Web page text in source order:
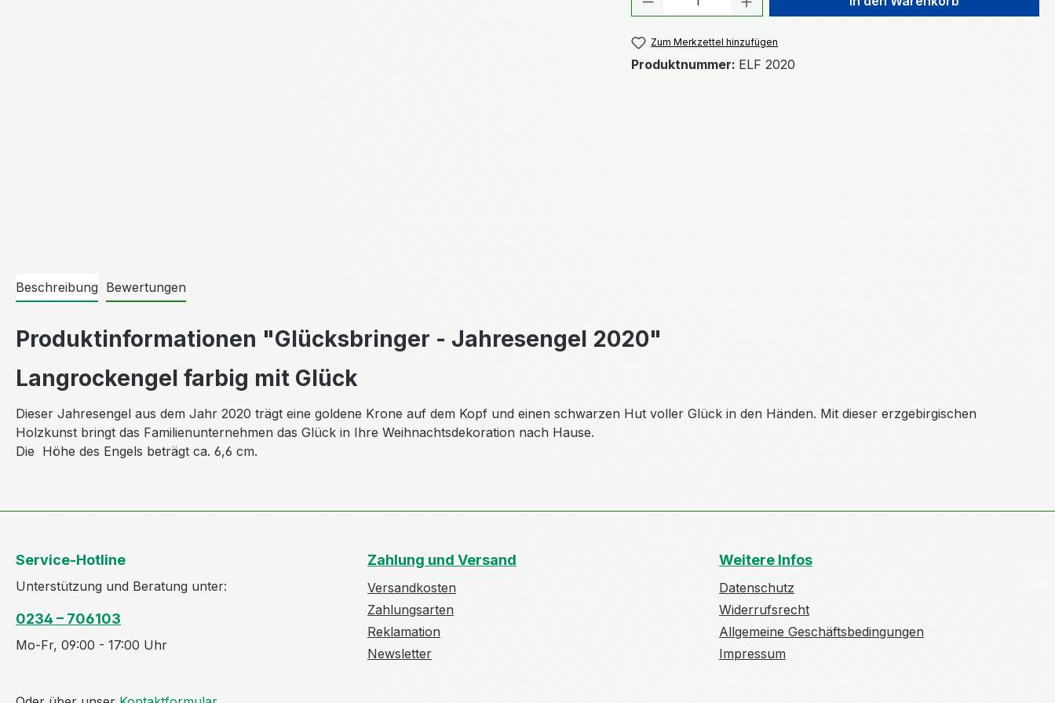
Zum Merkzettel hinzufügen
Produktnummer: ELF 2020
Beschreibung Bewertungen
Produktinformationen "Glücksbringer - Jahresengel 2020"
Langrockengel farbig mit Glück
Dieser Jahresengel aus dem Jahr 2020 trägt eine goldene Krone auf dem Kopf und einen schwarzen Hut voller Glück in den Händen. Mit dieser erzgebirgischen
Holzkunst bringt das Familienunternehmen das Glück in Ihre Weihnachtsdekoration nach Hause.
Die Höhe des Engels beträgt ca. 6,6 cm.
Service-Hotline
Unterstützung und Beratung unter:
0234 – 706103
Mo-Fr, 09:00 - 17:00 Uhr
Zahlung und Versand
Versandkosten
Zahlungsarten
Reklamation
Newsletter
Weitere Infos
Datenschutz
Widerrufsrecht
Allgemeine Geschäftsbedingungen
Impressum